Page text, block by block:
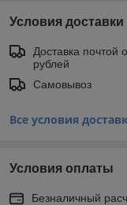
Условия доставки
Доставка почтой
рублей
Самовывоз
Все условия
Условия оплаты
Безналичный